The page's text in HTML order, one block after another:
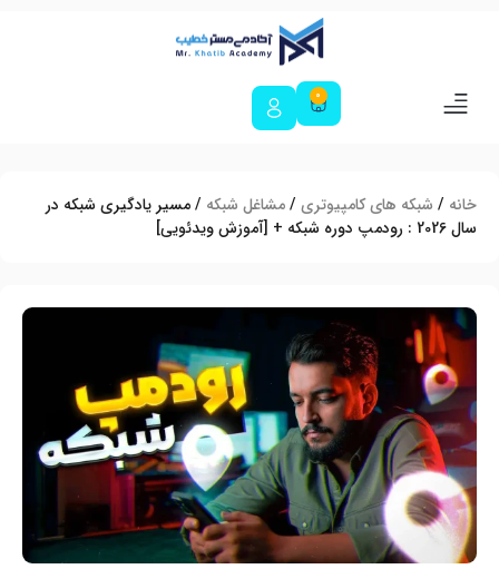
0
خانه / شبکه های کامپیوتری /مشاغل شبکه / مسیر یادگیری شبکه در
سال 2026 : رودمپ دوره شبکه + [آموزش ویدئویی]